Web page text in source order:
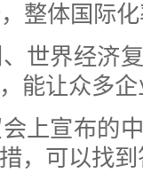
整体国际
界经济复
能让众多
宣布的中
措，可以找